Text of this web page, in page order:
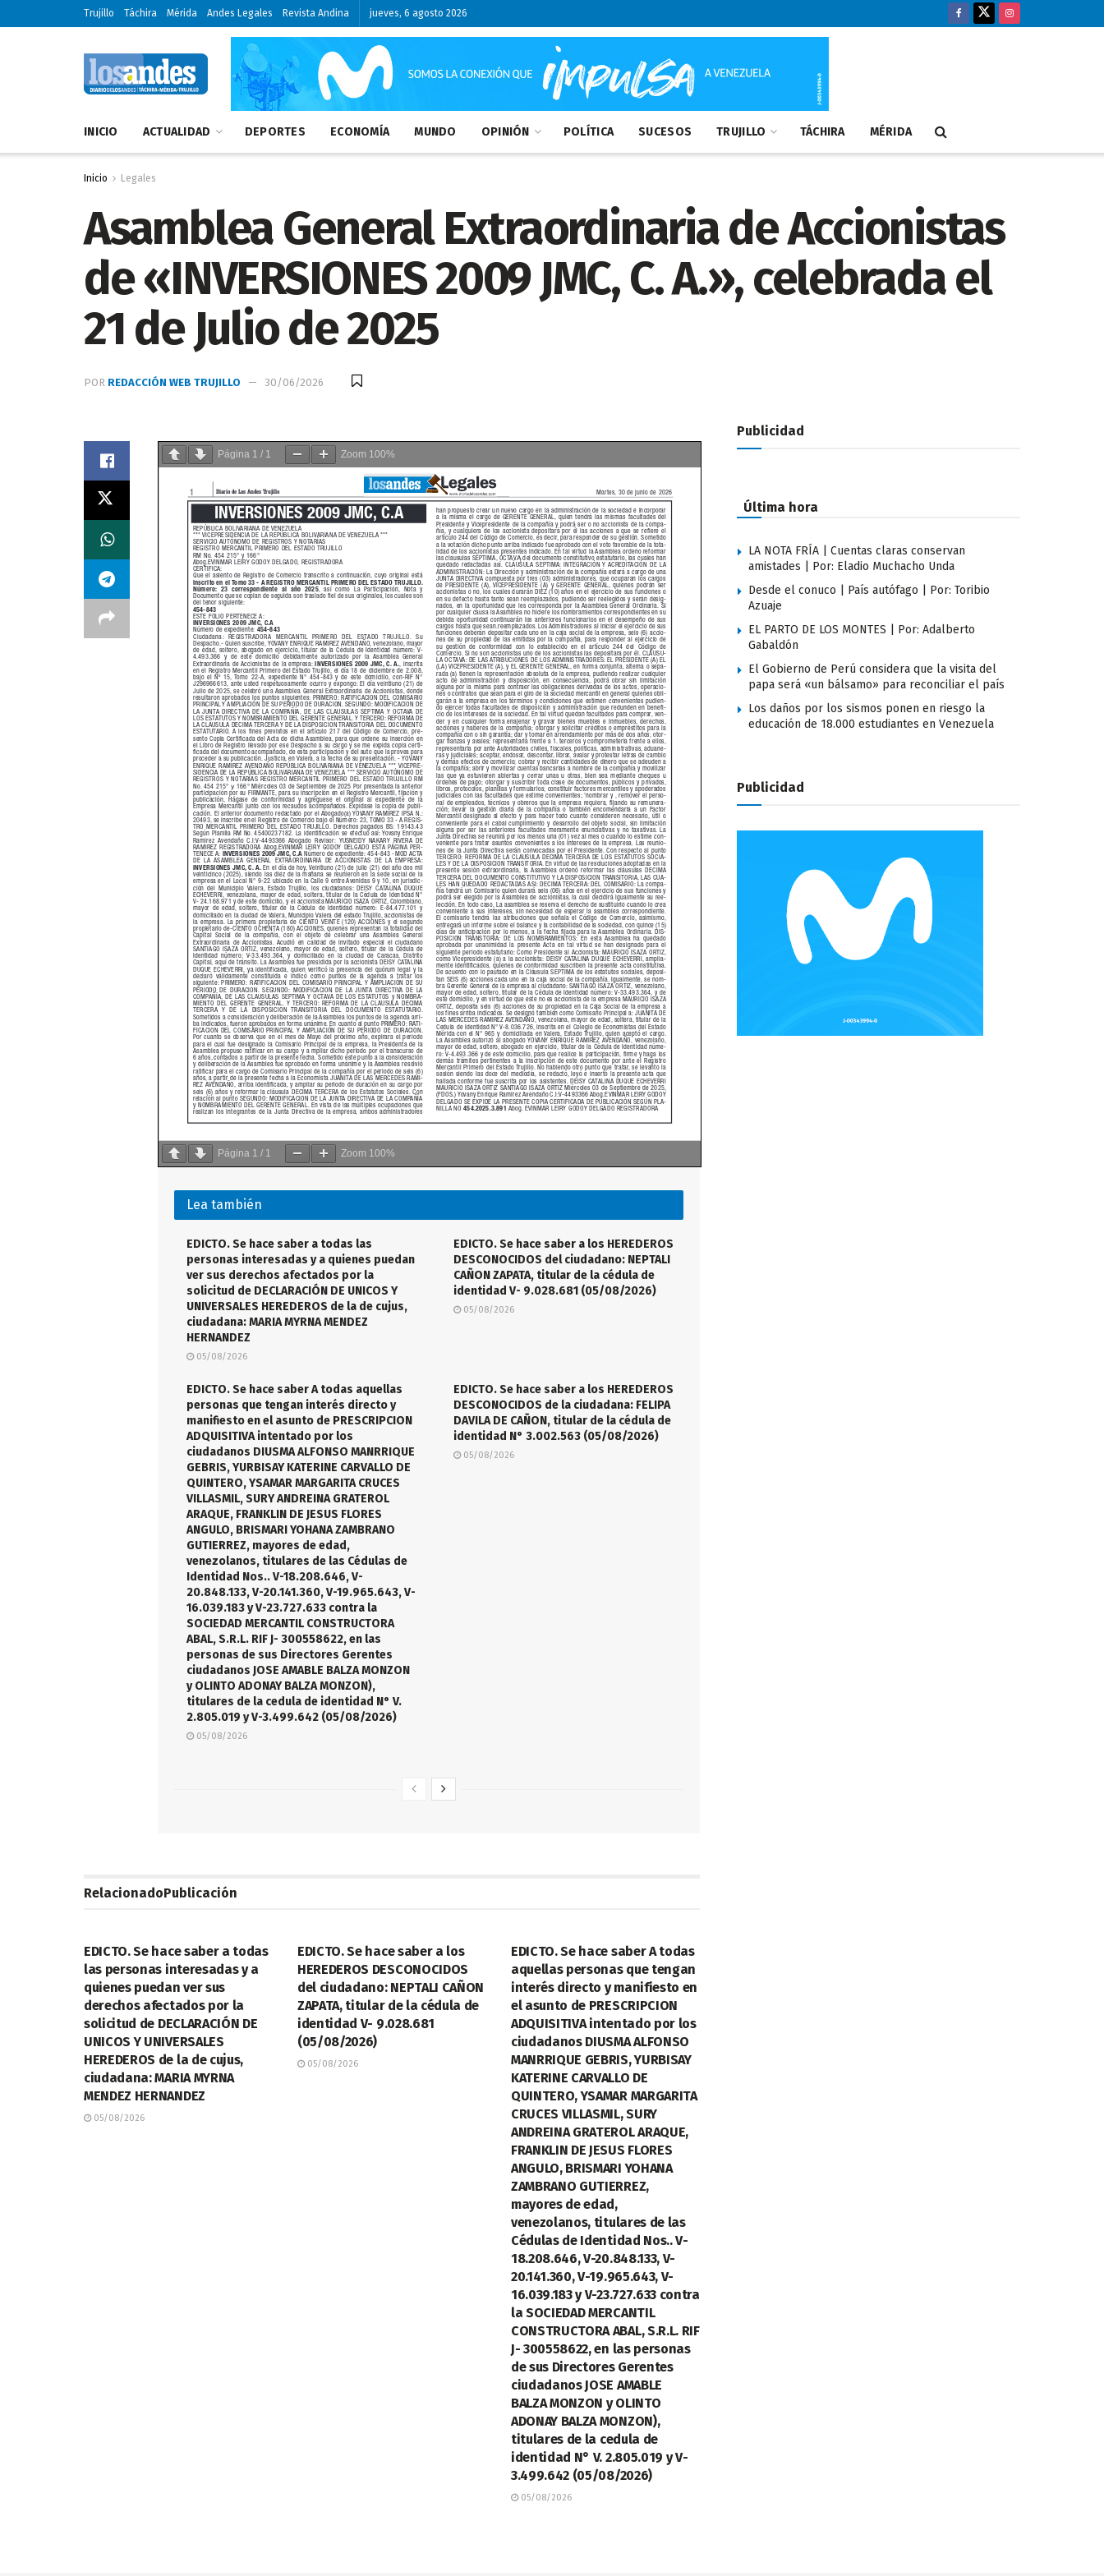
Trujillo Táchira Mérida Andes Legales Revista Andina jueves, 6 agosto 2026
INICIO ACTUALIDAD DEPORTES ECONOMÍA MUNDO OPINIÓN POLÍTICA SUCESOS TRUJILLO TÁCHIRA MÉRIDA
Inicio Legales
Asamblea General Extraordinaria de Accionistas
de «INVERSIONES 2009 JMC, C. A.», celebrada el
21 de Julio de 2025
POR REDACCIÓN WEB TRUJILLO 30/06/2026
Página 1 / 1 Zoom 100%
Página 1 / 1 Zoom 100%
Lea también
EDICTO. Se hace saber a todas las
personas interesadas y a quienes puedan
ver sus derechos afectados por la
solicitud de DECLARACIÓN DE UNICOS Y
UNIVERSALES HEREDEROS de la de cujus,
ciudadana: MARIA MYRNA MENDEZ
HERNANDEZ
05/08/2026
EDICTO. Se hace saber a los HEREDEROS
DESCONOCIDOS del ciudadano: NEPTALI
CAÑON ZAPATA, titular de la cédula de
identidad V- 9.028.681 (05/08/2026)
05/08/2026
EDICTO. Se hace saber A todas aquellas
personas que tengan interés directo y
manifiesto en el asunto de PRESCRIPCION
ADQUISITIVA intentado por los
ciudadanos DIUSMA ALFONSO MANRRIQUE
GEBRIS, YURBISAY KATERINE CARVALLO DE
QUINTERO, YSAMAR MARGARITA CRUCES
VILLASMIL, SURY ANDREINA GRATEROL
ARAQUE, FRANKLIN DE JESUS FLORES
ANGULO, BRISMARI YOHANA ZAMBRANO
GUTIERREZ, mayores de edad,
venezolanos, titulares de las Cédulas de
Identidad Nos.. V-18.208.646, V-
20.848.133, V-20.141.360, V-19.965.643, V-
16.039.183 y V-23.727.633 contra la
SOCIEDAD MERCANTIL CONSTRUCTORA
ABAL, S.R.L. RIF J- 300558622, en las
personas de sus Directores Gerentes
ciudadanos JOSE AMABLE BALZA MONZON
y OLINTO ADONAY BALZA MONZON),
titulares de la cedula de identidad N° V.
2.805.019 y V-3.499.642 (05/08/2026)
05/08/2026
EDICTO. Se hace saber a los HEREDEROS
DESCONOCIDOS de la ciudadana: FELIPA
DAVILA DE CAÑON, titular de la cédula de
identidad N° 3.002.563 (05/08/2026)
05/08/2026
RelacionadoPublicación
EDICTO. Se hace saber a todas
las personas interesadas y a
quienes puedan ver sus
derechos afectados por la
solicitud de DECLARACIÓN DE
UNICOS Y UNIVERSALES
HEREDEROS de la de cujus,
ciudadana: MARIA MYRNA
MENDEZ HERNANDEZ
05/08/2026
EDICTO. Se hace saber a los
HEREDEROS DESCONOCIDOS
del ciudadano: NEPTALI CAÑON
ZAPATA, titular de la cédula de
identidad V- 9.028.681
(05/08/2026)
05/08/2026
EDICTO. Se hace saber A todas
aquellas personas que tengan
interés directo y manifiesto en
el asunto de PRESCRIPCION
ADQUISITIVA intentado por los
ciudadanos DIUSMA ALFONSO
MANRRIQUE GEBRIS, YURBISAY
KATERINE CARVALLO DE
QUINTERO, YSAMAR MARGARITA
CRUCES VILLASMIL, SURY
ANDREINA GRATEROL ARAQUE,
FRANKLIN DE JESUS FLORES
ANGULO, BRISMARI YOHANA
ZAMBRANO GUTIERREZ,
mayores de edad,
venezolanos, titulares de las
Cédulas de Identidad Nos.. V-
18.208.646, V-20.848.133, V-
20.141.360, V-19.965.643, V-
16.039.183 y V-23.727.633 contra
la SOCIEDAD MERCANTIL
CONSTRUCTORA ABAL, S.R.L. RIF
J- 300558622, en las personas
de sus Directores Gerentes
ciudadanos JOSE AMABLE
BALZA MONZON y OLINTO
ADONAY BALZA MONZON),
titulares de la cedula de
identidad N° V. 2.805.019 y V-
3.499.642 (05/08/2026)
05/08/2026
Publicidad
Última hora
LA NOTA FRÍA | Cuentas claras conservan
amistades | Por: Eladio Muchacho Unda
Desde el conuco | País autófago | Por: Toribio
Azuaje
EL PARTO DE LOS MONTES | Por: Adalberto
Gabaldón
El Gobierno de Perú considera que la visita del
papa será «un bálsamo» para reconciliar el país
Los daños por los sismos ponen en riesgo la
educación de 18.000 estudiantes en Venezuela
Publicidad